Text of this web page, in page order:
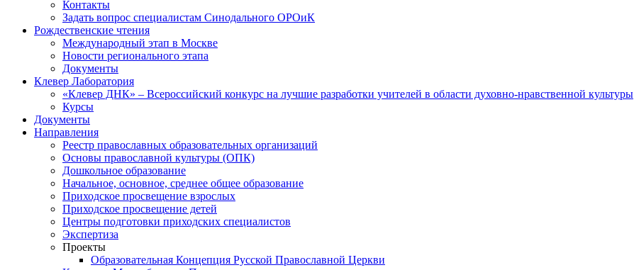
Контакты
Задать вопрос специалистам Синодального ОРОиК
Рождественские чтения
Международный этап в Москве
Новости регионального этапа
Документы
Клевер Лаборатория
«Клевер ДНК» – Всероссийский конкурс на лучшие разработки учителей в области духовно-нравственной культуры
Курсы
Документы
Направления
Реестр православных образовательных организаций
Основы православной культуры (ОПК)
Дошкольное образование
Начальное, основное, среднее общее образование
Приходское просвещение взрослых
Приходское просвещение детей
Центры подготовки приходских специалистов
Экспертиза
Проекты
Образовательная Концепция Русской Православной Церкви